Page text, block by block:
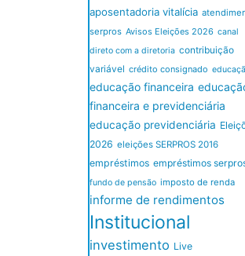
aposentadoria vitalícia
serpros Avisos Eleições 2026 canal
direto com a diretoria contribuição
variável crédito consignado
educação financeira
financeira e previdenciária
educação previdenciária
2026 eleições SERPROS 2016
empréstimos empréstimos
fundo de pensão imposto de renda
informe de rendimentos
Institucional
investimento Live